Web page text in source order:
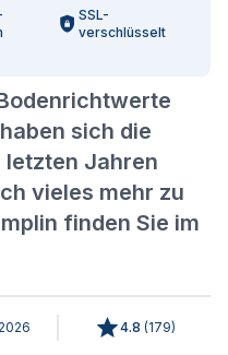
sich die
Jahren
vieles mehr zu
finden Sie im
SSL-
verschlüsselt
4.8 (179)